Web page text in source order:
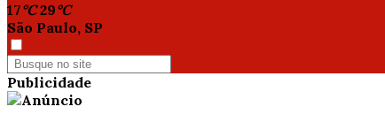
17°C 29°C
São Paulo, SP
Publicidade